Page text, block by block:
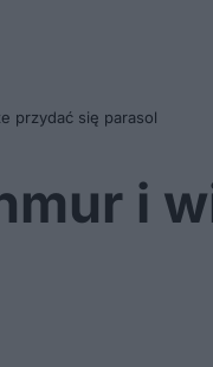
przydać się parasol
i